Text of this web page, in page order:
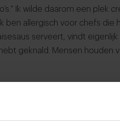
Ik wilde daarom een plek
ben allergisch voor chefs die
serveert, vindt
geknald. Mensen houden
op de pandemie, was het
te reflecteren en te